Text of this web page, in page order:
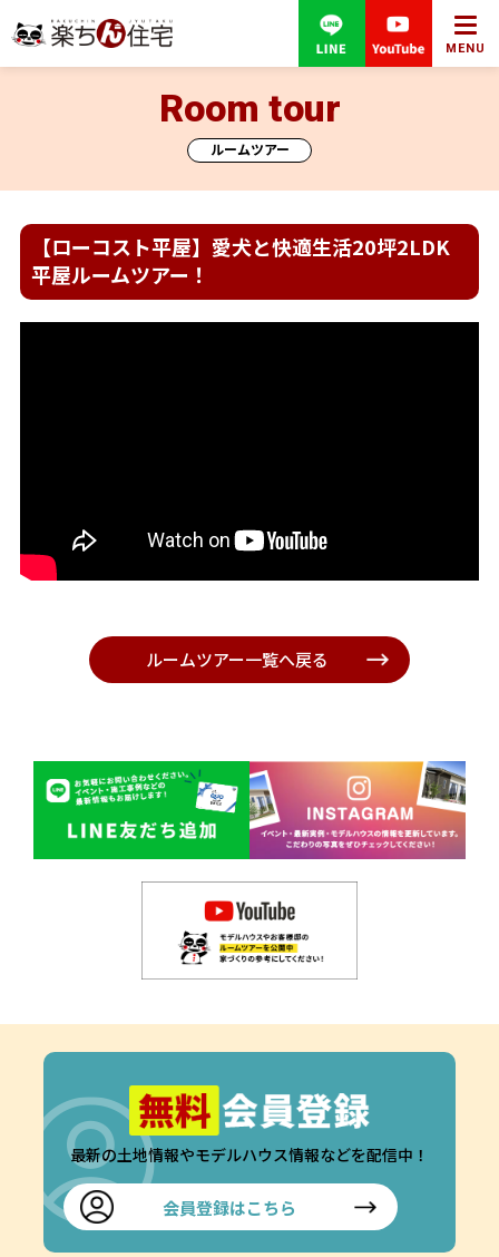
MENU
ルームツアー
Room tour
【ローコスト平屋】愛犬と快適生活20坪2LDK
平屋ルームツアー！
ルームツアー一覧へ戻る
最新の土地情報やモデルハウス情報などを配信中！
会員登録はこちら